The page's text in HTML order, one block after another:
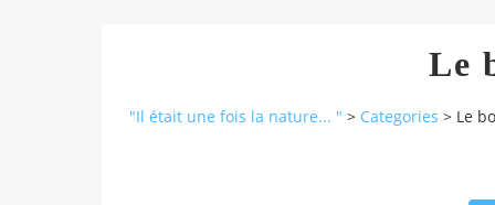
Le
"Il était une fois la nature... " > Categories > Le